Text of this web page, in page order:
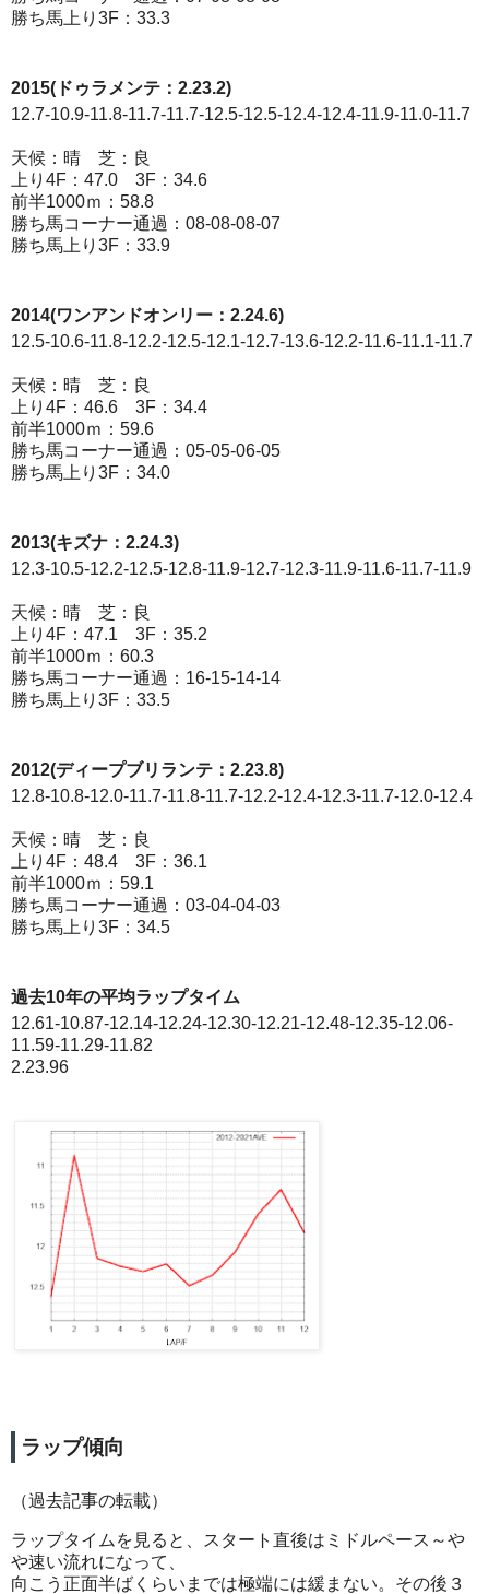
勝ち馬上り3F：33.3
2015(ドゥラメンテ：2.23.2)
12.7-10.9-11.8-11.7-11.7-12.5-12.5-12.4-12.4-11.9-11.0-11.7
天候：晴 芝：良
上り4F：47.0 3F：34.6
前半1000ｍ：58.8
勝ち馬コーナー通過：08-08-08-07
勝ち馬上り3F：33.9
2014(ワンアンドオンリー：2.24.6)
12.5-10.6-11.8-12.2-12.5-12.1-12.7-13.6-12.2-11.6-11.1-11.7
天候：晴 芝：良
上り4F：46.6 3F：34.4
前半1000ｍ：59.6
勝ち馬コーナー通過：05-05-06-05
勝ち馬上り3F：34.0
2013(キズナ：2.24.3)
12.3-10.5-12.2-12.5-12.8-11.9-12.7-12.3-11.9-11.6-11.7-11.9
天候：晴 芝：良
上り4F：47.1 3F：35.2
前半1000ｍ：60.3
勝ち馬コーナー通過：16-15-14-14
勝ち馬上り3F：33.5
2012(ディープブリランテ：2.23.8)
12.8-10.8-12.0-11.7-11.8-11.7-12.2-12.4-12.3-11.7-12.0-12.4
天候：晴 芝：良
上り4F：48.4 3F：36.1
前半1000ｍ：59.1
勝ち馬コーナー通過：03-04-04-03
勝ち馬上り3F：34.5
過去10年の平均ラップタイム
12.61-10.87-12.14-12.24-12.30-12.21-12.48-12.35-12.06-
11.59-11.29-11.82
2.23.96
ラップ傾向
（過去記事の転載）
ラップタイムを見ると、スタート直後はミドルペース～や
や速い流れになって、
向こう正面半ばくらいまでは極端には緩まない。その後３